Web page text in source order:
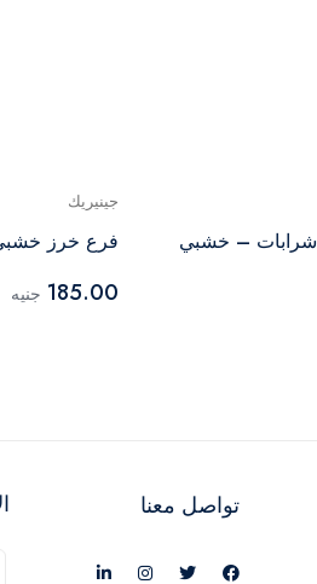
جينيريك
فرع خرز
185.00 جنيه
تواصل معنا